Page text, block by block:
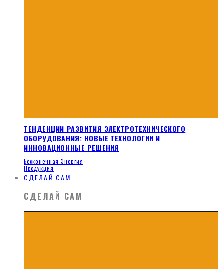
ТЕНДЕНЦИИ РАЗВИТИЯ ЭЛЕКТРОТЕХНИЧЕСКОГО
ОБОРУДОВАНИЯ: НОВЫЕ ТЕХНОЛОГИИ И
ИННОВАЦИОННЫЕ РЕШЕНИЯ
Бесконечная Энергия
Продукция
СДЕЛАЙ САМ
СДЕЛАЙ САМ